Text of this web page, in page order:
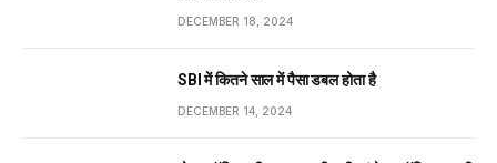
DECEMBER 18, 2024
SBI में कितने साल में पैसा डबल होता है
DECEMBER 14, 2024